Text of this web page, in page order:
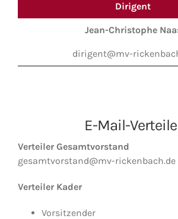
Dirigent
Jean-Christophe
dirigent@mv-
E-Mail-
Verteiler Gesamtvorstand
gesamtvorstand@mv-rickenbach.de
Verteiler Kader
Vorsitzender